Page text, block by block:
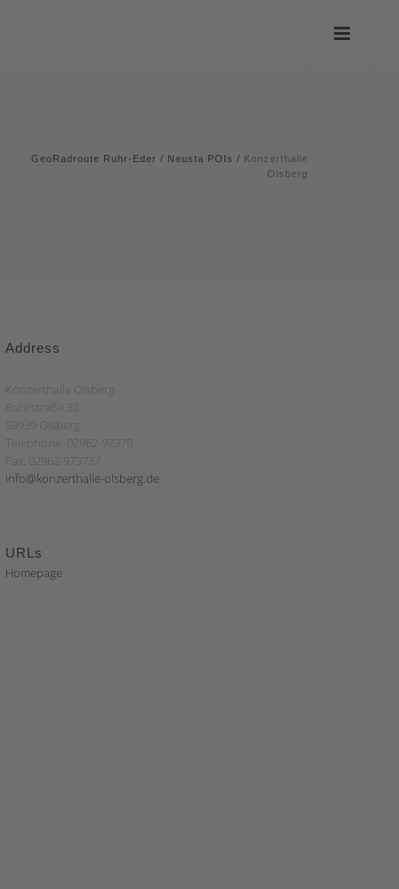
GeoRadroute Ruhr-Eder / Neusta POIs / Konzerthalle
Olsberg
Address
Konzerthalle Olsberg
Ruhrstraße 32
59939 Olsberg
Telephone: 02962-97370
Fax: 02962-973737
info@konzerthalle-olsberg.de
URLs
Homepage